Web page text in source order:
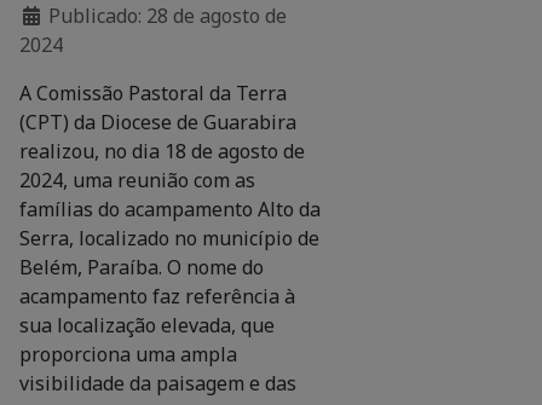
Publicado: 28 de agosto de
2024
A Comissão Pastoral da Terra
(CPT) da Diocese de Guarabira
realizou, no dia 18 de agosto de
2024, uma reunião com as
famílias do acampamento Alto da
Serra, localizado no município de
Belém, Paraíba. O nome do
acampamento faz referência à
sua localização elevada, que
proporciona uma ampla
visibilidade da paisagem e das